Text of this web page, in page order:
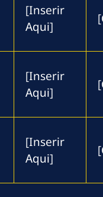
[Inserir
Aqui]
[Inserir
Aqui]
[Inserir
Aqui]